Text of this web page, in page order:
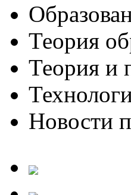
Теория
Теория и
Новости